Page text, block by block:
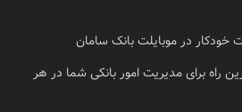
در موبایلت بانک سامان
راه برای مدیریت امور بانکی شما در هر